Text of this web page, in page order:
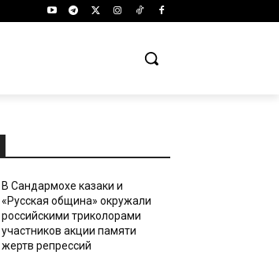
В Сандармохе казаки и
«Русская община» окружали
российскими триколорами
участников акции памяти
жертв репрессий